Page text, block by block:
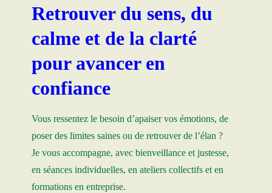
Retrouver du sens, du
calme et de la clarté
pour avancer en
confiance
Vous ressentez le besoin d’apaiser vos émotions, de
poser des limites saines ou de retrouver de l’élan ?
Je vous accompagne, avec bienveillance et justesse,
en séances individuelles, en ateliers collectifs et en
formations en entreprise.